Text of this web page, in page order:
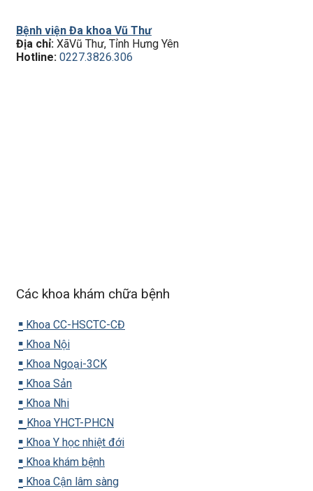
Bệnh viện Đa khoa Vũ Thư
Địa chỉ: XãVũ Thư, Tỉnh Hưng Yên
Hotline: 0227.3826.306
Các khoa khám chữa bệnh
▪️ Khoa CC-HSCTC-CĐ
▪️ Khoa Nội
▪️ Khoa Ngoại-3CK
▪️ Khoa Sản
▪️ Khoa Nhi
▪️ Khoa YHCT-PHCN
▪️ Khoa Y học nhiệt đới
▪️ Khoa khám bệnh
▪️ Khoa Cận lâm sàng